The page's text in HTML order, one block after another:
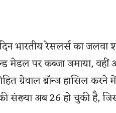
रेसलर्स का जलवा
मेडल पर कब्जा जमाया,
ग्रेवाल ब्रॉन्ज हासिल
संख्या अब 26 हो चुकी है,